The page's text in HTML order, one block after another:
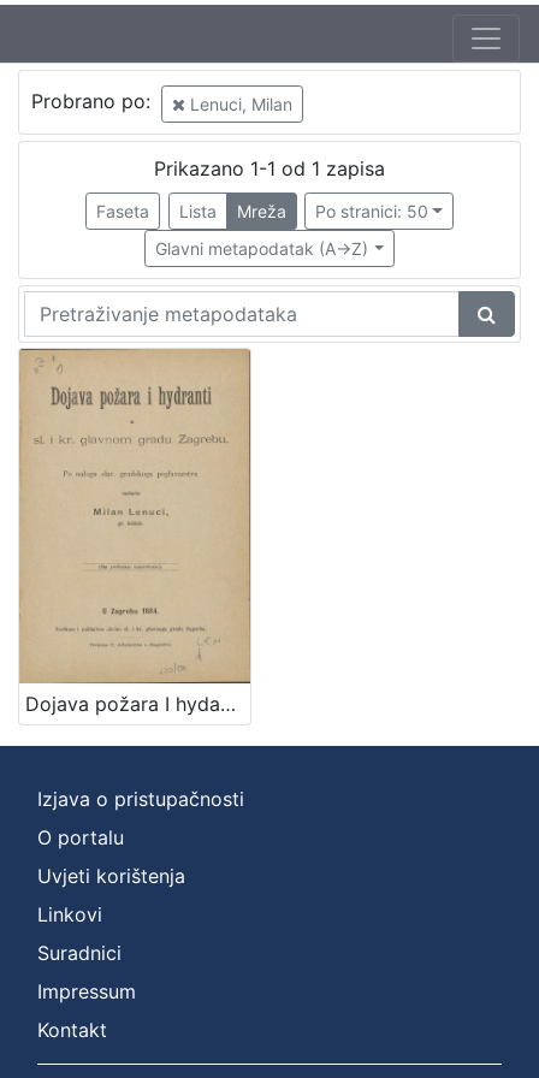
Probrano po: Lenuci, Milan
Prikazano 1-1 od 1 zapisa
Faseta Lista Mreža
Po stranici: 50
Glavni metapodatak (A->Z)
Dojava požara I hydanti u sl i kr glavnom gradu Zagrebu / po nalogu slav. gradskoga poglavarstva sastavio Milan Lenuci
Izjava o pristupačnosti
O portalu
Uvjeti korištenja
Linkovi
Suradnici
Impressum
Kontakt